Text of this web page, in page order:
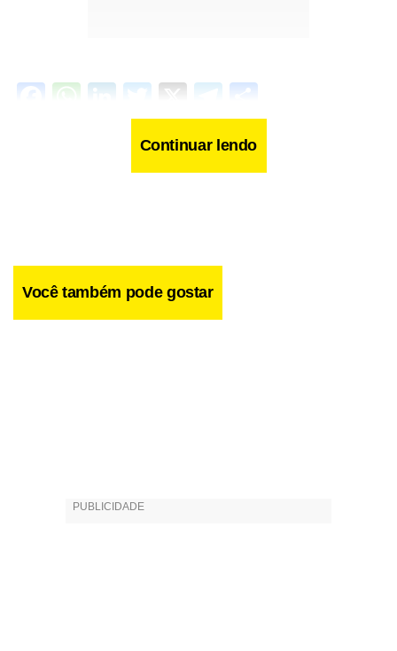
Facebook
WhatsApp
LinkedIn
Twitter
X Telegram
Continuar lendo
Você também pode gostar